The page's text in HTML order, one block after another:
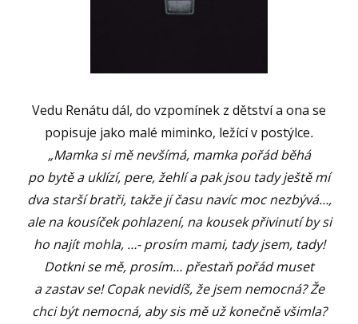
Vedu Renátu dál, do vzpomínek z dětství a ona se
popisuje jako malé miminko, ležící v postýlce.
„Mamka si mě nevšímá, mamka pořád běhá
po bytě a uklízí, pere, žehlí a pak jsou tady ještě mí
dva starší bratři, takže jí času navíc moc nezbývá…,
ale na kousíček pohlazení, na kousek přivinutí by si
ho najít mohla, …- prosím mami, tady jsem, tady!
Dotkni se mě, prosím… přestaň pořád muset
a zastav se! Copak nevidíš, že jsem nemocná? Že
chci být nemocná, aby sis mě už konečně všimla?